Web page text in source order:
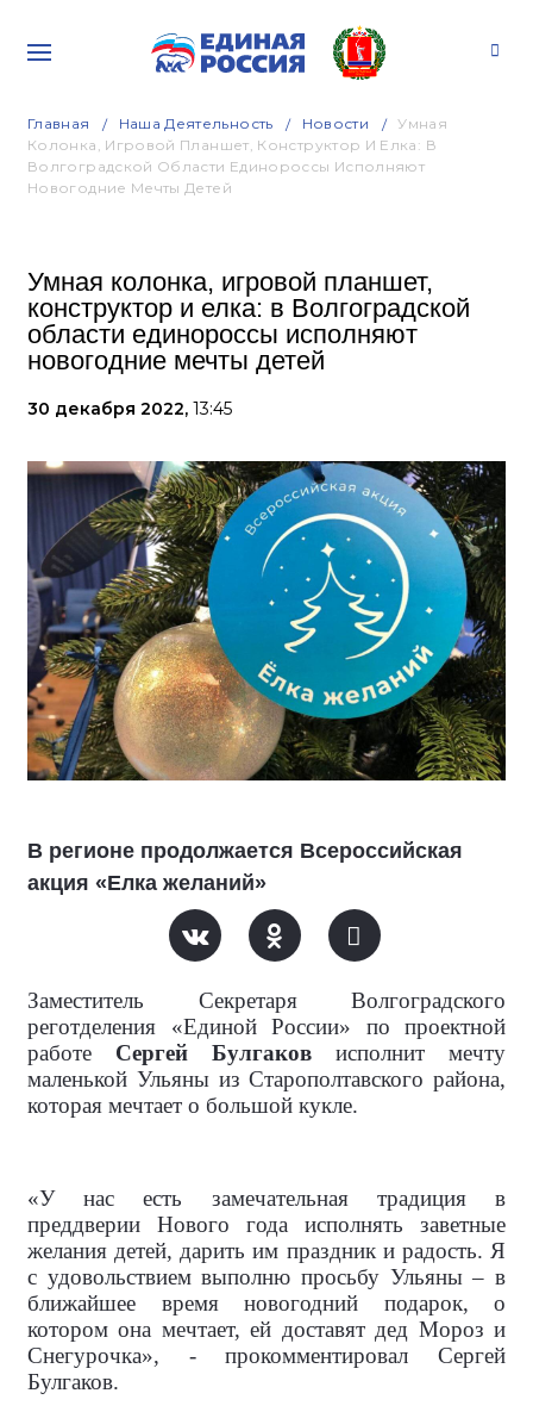
Главная Наша Деятельность Новости
Умная
Колонка, Игровой Планшет, Конструктор И Елка: В
Волгоградской Области Единороссы Исполняют
Новогодние Мечты Детей
Умная колонка, игровой планшет,
конструктор и елка: в Волгоградской
области единороссы исполняют
новогодние мечты детей
30 декабря 2022, 13:45
В регионе продолжается Всероссийская
акция «Елка желаний»
Заместитель Секретаря Волгоградского
реготделения «Единой России» по проектной
работе Сергей Булгаков исполнит мечту
маленькой Ульяны из Старополтавского района,
которая мечтает о большой кукле.
«У нас есть замечательная традиция в
преддверии Нового года исполнять заветные
желания детей, дарить им праздник и радость. Я
с удовольствием выполню просьбу Ульяны – в
ближайшее время новогодний подарок, о
котором она мечтает, ей доставят дед Мороз и
Снегурочка», - прокомментировал Сергей
Булгаков.